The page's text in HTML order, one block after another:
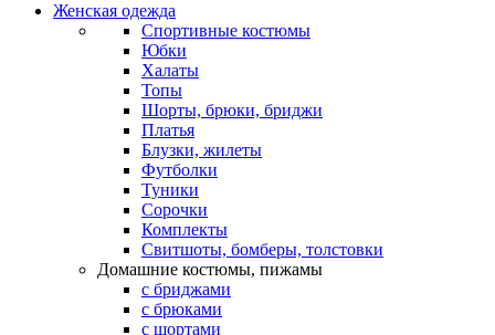
Женская одежда
Спортивные костюмы
Юбки
Халаты
Топы
Шорты, брюки, бриджи
Платья
Блузки, жилеты
Футболки
Туники
Сорочки
Комплекты
Свитшоты, бомберы, толстовки
Домашние костюмы, пижамы
с бриджами
с брюками
с шортами